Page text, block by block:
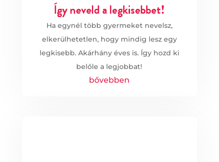
Így neveld a legkisebbet!
Ha egynél több gyermeket nevelsz,
elkerülhetetlen, hogy mindig lesz egy
legkisebb. Akárhány éves is. Így hozd ki
belőle a legjobbat!
bővebben